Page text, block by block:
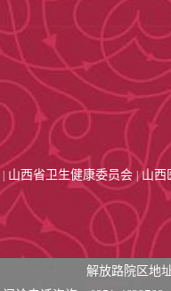
| 山西省卫生健康委员会 | 山西
解放路院区地